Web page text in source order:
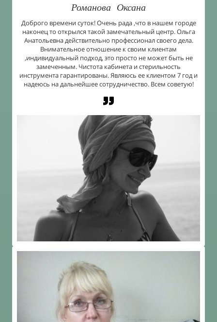
Романова Оксана
Доброго времени суток! Очень рада ,что в нашем городе
наконец то открылся такой замечательный центр. Ольга
Анатольевна действительно профессионал своего дела.
Внимательное отношение к своим клиентам
,индивидуальный подход, это просто не может быть не
замеченным. Чистота кабинета и стерильность
инструмента гарантированы. Являюсь ее клиентом 7 год и
надеюсь на дальнейшее сотрудничество. Всем советую!